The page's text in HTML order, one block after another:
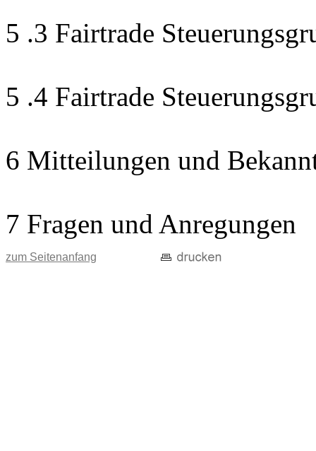
5 .3 Fairtrade
5 .4 Fairtrade
6 Mitteilungen und
7 Fragen und Anregungen
zum Seitenanfang